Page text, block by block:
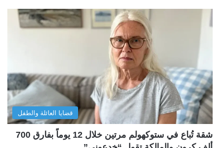
قضايا العائلة والطفل
شقة تُباع في ستوكهولم مرتين خلال 12 يوماً بفارق 700